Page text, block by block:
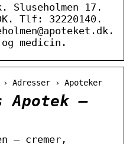
Sluseholmen 17.
Tlf: 32220140.
og medicin.
Adresser › Apoteker
Apotek –
– cremer,